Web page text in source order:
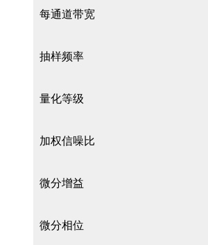
每通道带宽
抽样频率
量化等级
加权信噪比
微分增益
微分相位